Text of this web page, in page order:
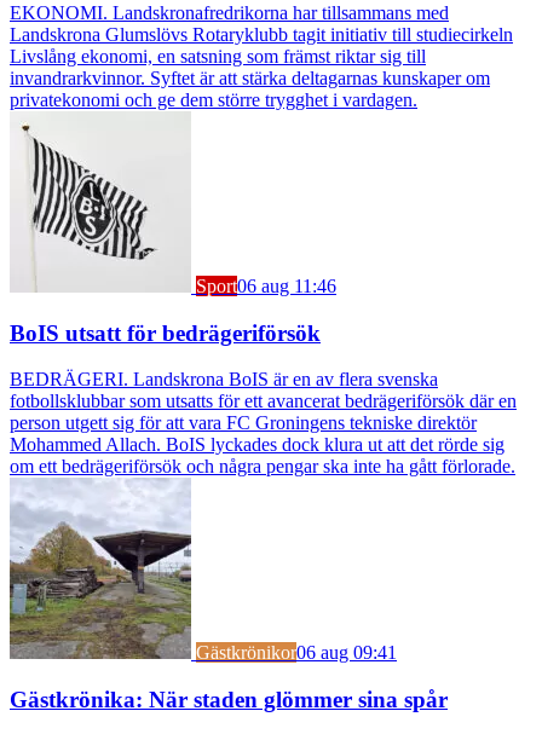
EKONOMI. Landskronafredrikorna har tillsammans med
Landskrona Glumslövs Rotaryklubb tagit initiativ till studiecirkeln
Livslång ekonomi, en satsning som främst riktar sig till
invandrarkvinnor. Syftet är att stärka deltagarnas kunskaper om
privatekonomi och ge dem större trygghet i vardagen.
Sport06 aug 11:46
BoIS utsatt för bedrägeriförsök
BEDRÄGERI. Landskrona BoIS är en av flera svenska
fotbollsklubbar som utsatts för ett avancerat bedrägeriförsök där en
person utgett sig för att vara FC Groningens tekniske direktör
Mohammed Allach. BoIS lyckades dock klura ut att det rörde sig
om ett bedrägeriförsök och några pengar ska inte ha gått förlorade.
Gästkrönikor06 aug 09:41
Gästkrönika: När staden glömmer sina spår